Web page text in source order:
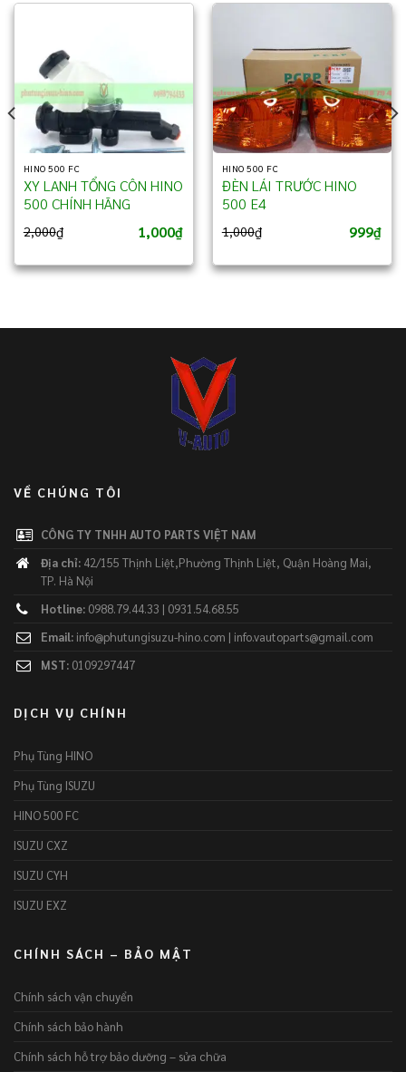
HINO 500 FC
XY LANH TỔNG CÔN HINO
500 CHÍNH HÃNG
2,000₫ 1,000₫
HINO 500 FC
ĐÈN LÁI TRƯỚC HINO
500 E4
1,000₫ 999₫
VỀ CHÚNG TÔI
CÔNG TY TNHH AUTO PARTS VIỆT NAM
Địa chỉ: 42/155 Thịnh Liệt,Phường Thịnh Liệt, Quận Hoàng Mai,
TP. Hà Nội
Hotline: 0988.79.44.33 | 0931.54.68.55
Email: info@phutungisuzu-hino.com | info.vautoparts@gmail.com
MST: 0109297447
DỊCH VỤ CHÍNH
Phụ Tùng HINO
Phụ Tùng ISUZU
HINO 500 FC
ISUZU CXZ
ISUZU CYH
ISUZU EXZ
CHÍNH SÁCH – BẢO MẬT
Chính sách vận chuyển
Chính sách bảo hành
Chính sách hỗ trợ bảo dưỡng – sửa chữa